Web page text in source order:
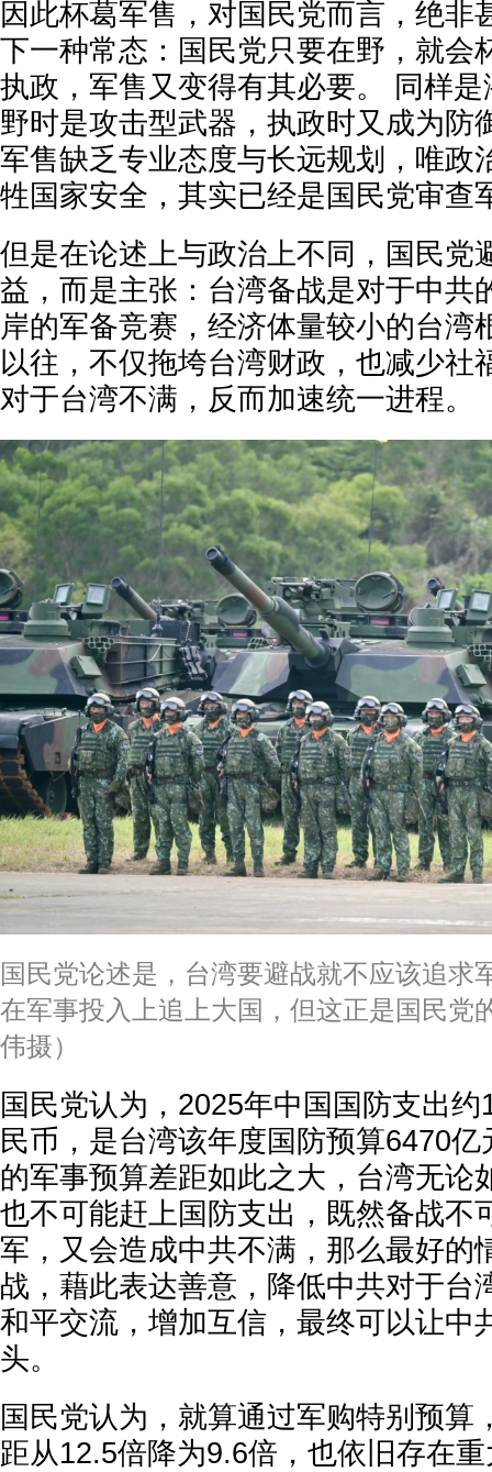
因此杯葛军售，对国民党而言，绝非
下一种常态：国民党只要在野，就会
执政，军售又变得有其必要。 同样
野时是攻击型武器，执政时又成为防
军售缺乏专业态度与长远规划，唯政
牲国家安全，其实已经是国民党审查
但是在论述上与政治上不同，国民党
益，而是主张：台湾备战是对于中共
岸的军备竞赛，经济体量较小的台湾
以往，不仅拖垮台湾财政，也减少社
对于台湾不满，反而加速统一进程。
国民党论述是，台湾要避战就不应该追求
在军事投入上追上大国，但这正是国民党
伟摄）
国民党认为，2025年中国国防支出
民币，是台湾该年度国防预算6470
的军事预算差距如此之大，台湾无论
也不可能赶上国防支出，既然备战不
军，又会造成中共不满，那么最好的
战，藉此表达善意，降低中共对于台
和平交流，增加互信，最终可以让中
头。
国民党认为，就算通过军购特别预算
距从12.5倍降为9.6倍，也依旧存在